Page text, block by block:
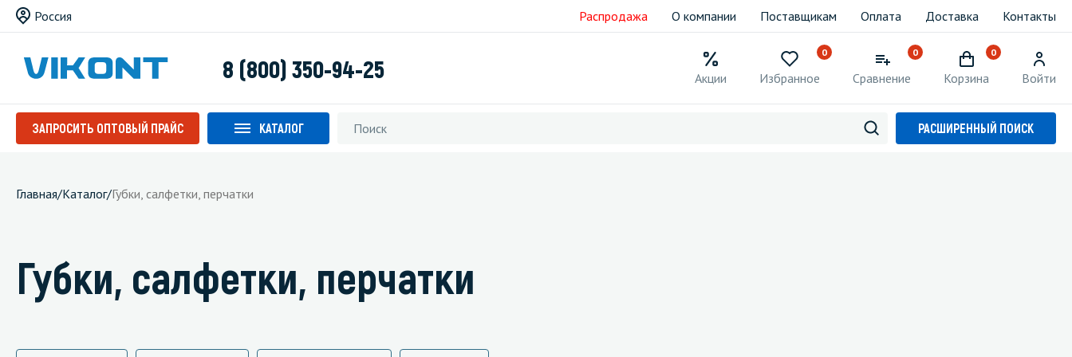
Россия Распродажа О компании Поставщикам Оплата Доставка Контакты
8 (800) 350-94-25 Акции
0
Избранное
0
Сравнение
0
Корзина Войти
ЗАПРОСИТЬ ОПТОВЫЙ ПРАЙС КАТАЛОГ РАСШИРЕННЫЙ ПОИСК
Главная/Каталог/Губки, салфетки, перчатки
Губки, салфетки, перчатки